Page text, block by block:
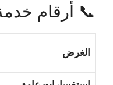
📞 أرقام
الغرض